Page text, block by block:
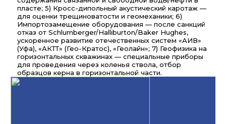
пласте; 5) Кросс-дипольный акустический каротаж —
для оценки трещиноватости и геомеханики; 6)
Импортозамещение оборудования — после санкций
отказ от Schlumberger/Halliburton/Baker Hughes,
ускоренное развитие отечественных систем «АИВ»
(Уфа), «АКТТ» (Гео-Кратос), «Геолайн»; 7) Геофизика на
горизонтальных скважинах — специальные приборы
для проведения через коленья ствола, отбор
образцов керна в горизонтальной части.